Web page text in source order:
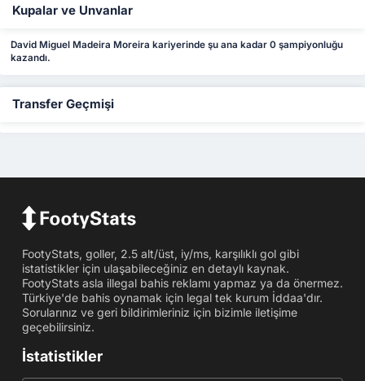
Kupalar ve Unvanlar
David Miguel Madeira Moreira kariyerinde şu ana kadar 0 şampiyonluğu
kazandı.
Transfer Geçmişi
FootyStats, goller, 2.5 alt/üst, iy/ms, karşılıklı gol gibi
istatistikler için ulaşabileceğiniz en detaylı kaynak.
FootyStats asla illegal bahis reklamı yapmaz ya da önermez.
Türkiye'de bahis oynamak için legal tek kurum İddaa'dır.
Sorularınız ve geri bildirimleriniz için bizimle iletişime
geçebilirsiniz.
İstatistikler